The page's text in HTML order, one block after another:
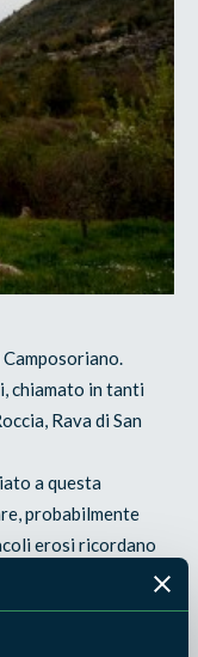
chiamato in tanti
Rava di San
a questa
probabilmente
erosi ricordano
Resti di antichi
indicano inoltre la